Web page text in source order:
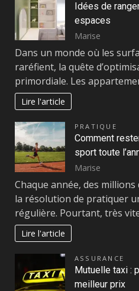
Idées de
espaces
Marise
Dans un monde où les
raréfient, la quête
primordiale. Les
Lire l'article
PRATIQUE
Comment
sport toute
Marise
Chaque année, des
la résolution de pratiquer
régulière. Pourtant, très
Lire l'article
ASSURANCE
Mutuelle taxi :
meilleur prix